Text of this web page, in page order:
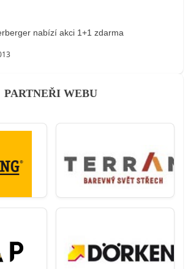
nabízí akci 1+1 zdarma
PARTNEŘI WEBU